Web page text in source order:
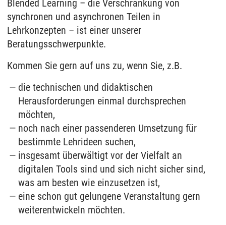
Blended Learning – die Verschränkung von
synchronen und asynchronen Teilen in
Lehrkonzepten – ist einer unserer
Beratungsschwerpunkte.
Kommen Sie gern auf uns zu, wenn Sie, z.B.
die technischen und didaktischen
Herausforderungen einmal durchsprechen
möchten,
noch nach einer passenderen Umsetzung für
bestimmte Lehrideen suchen,
insgesamt überwältigt vor der Vielfalt an
digitalen Tools sind und sich nicht sicher sind,
was am besten wie einzusetzen ist,
eine schon gut gelungene Veranstaltung gern
weiterentwickeln möchten.